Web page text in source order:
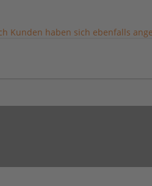
Kunden haben sich ebenfalls